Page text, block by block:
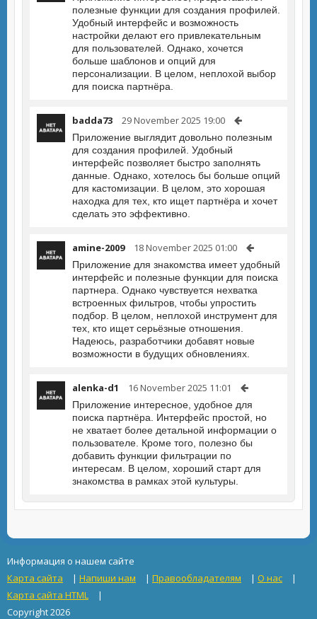
полезные функции для создания профилей.
Удобный интерфейс и возможность
настройки делают его привлекательным
для пользователей. Однако, хочется
больше шаблонов и опций для
персонализации. В целом, неплохой выбор
для поиска партнёра.
badda73 29 November 2025 19:00
Приложение выглядит довольно полезным
для создания профилей. Удобный
интерфейс позволяет быстро заполнять
данные. Однако, хотелось бы больше опций
для кастомизации. В целом, это хорошая
находка для тех, кто ищет партнёра и хочет
сделать это эффективно.
amine-2009 18 November 2025 01:00
Приложение для знакомства имеет удобный
интерфейс и полезные функции для поиска
партнера. Однако чувствуется нехватка
встроенных фильтров, чтобы упростить
подбор. В целом, неплохой инструмент для
тех, кто ищет серьёзные отношения.
Надеюсь, разработчики добавят новые
возможности в будущих обновлениях.
alenka-d1 16 November 2025 11:01
Приложение интересное, удобное для
поиска партнёра. Интерфейс простой, но
не хватает более детальной информации о
пользователе. Кроме того, полезно бы
добавить функции фильтрации по
интересам. В целом, хороший старт для
знакомства в рамках этой культуры.
Информация о нашем сайте
Карта сайта
| Напиши нам | Правообладателям | О нас
|
Карта сайта HTML
|
Copyright 2026